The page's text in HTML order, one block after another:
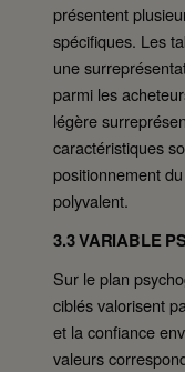
présentent
spécifiques. Les
une
parmi les
légère
caractéristiques
positionnement
polyvalent.
3.3 VARIABLE
Sur le plan
ciblés valorisent
et la confiance
valeurs